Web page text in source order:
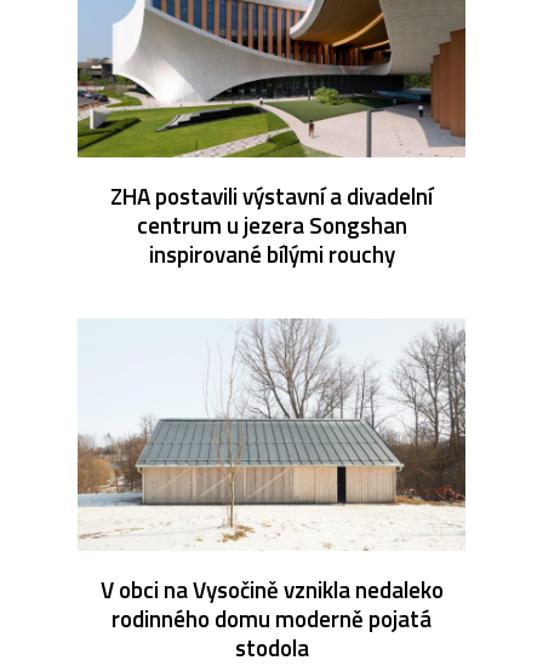
ZHA postavili výstavní a divadelní
centrum u jezera Songshan
inspirované bílými rouchy
V obci na Vysočině vznikla nedaleko
rodinného domu moderně pojatá
stodola